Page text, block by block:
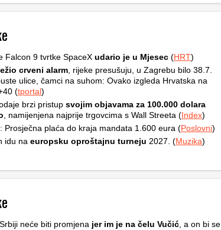
Falcon 9 tvrtke SpaceX udario je u Mjesec (HRT)
crveni alarm , rijeke presušuju, u Zagrebu bilo 38.7.
ulice, čamci na suhom: Ovako izgleda Hrvatska na
(tportal)
brzi pristup svojim objavama za 100.000 dolara
, namijenjena najprije trgovcima s Wall Streeta (Index)
Prosječna plaća do kraja mandata 1.600 eura (Poslovni)
idu na europsku oproštajnu turneju 2027. (Muzika)
neće biti promjena jer im je na čelu Vučić , a on bi se